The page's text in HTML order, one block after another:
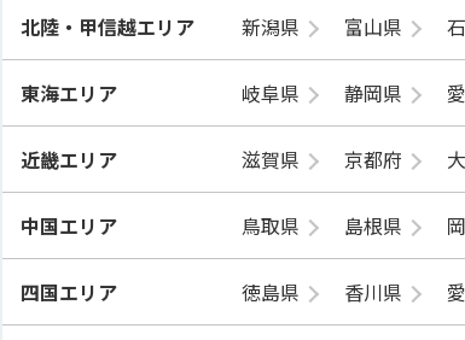
北陸・甲信越エリア 新潟県 富山県
東海エリア 岐阜県 静岡県
近畿エリア 滋賀県 京都府
中国エリア 鳥取県 島根県
四国エリア 徳島県 香川県